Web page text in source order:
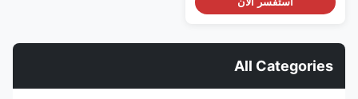
آلة الخرسانة المرشوشة Gunite
الختم القديمة في عملية الإصلاح ،
يمكن استخدام لوحة تثبيت
مغناطيسية أو لوحة ثابتة صلبة
لتثبيت ...
All Categories